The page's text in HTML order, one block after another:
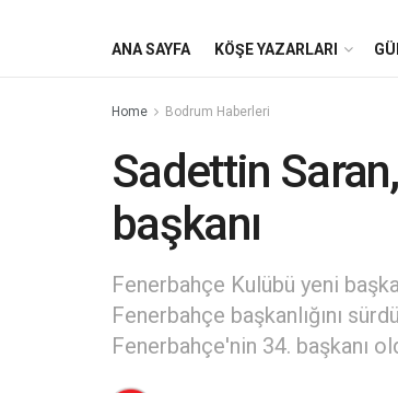
ANA SAYFA KÖŞE YAZARLARI
Home Bodrum Haberleri
Sadettin
başkanı
Fenerbahçe Kulübü yeni
Fenerbahçe başkanlığını
Fenerbahçe'nin 34. başkanı